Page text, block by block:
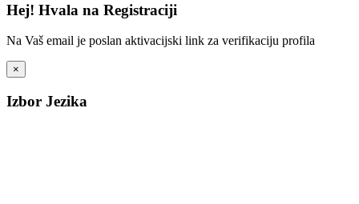
Hej! Hvala na Registraciji
Na Vaš email je poslan aktivacijski link za verifikaciju profila
×
Izbor Jezika